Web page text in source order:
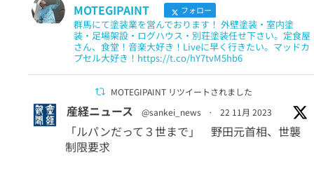
MOTEGIPAINT フォロー
群馬にて塗装業を営んでおります！ 外壁塗装・室内塗
装・足場架設・ログハウス・別荘塗装任せ下さい。定食屋
さん、食堂！音楽大好き！Liveに早く行きたい。マッドカ
プセル大好き！https://t.co/hY7tvM5hb6
MOTEGIPAINT リツイートされました
産経ニュース @sankei_news · 22 11月 2023
「ルパンだって３世まで」 野田元首相、世襲
制限要求